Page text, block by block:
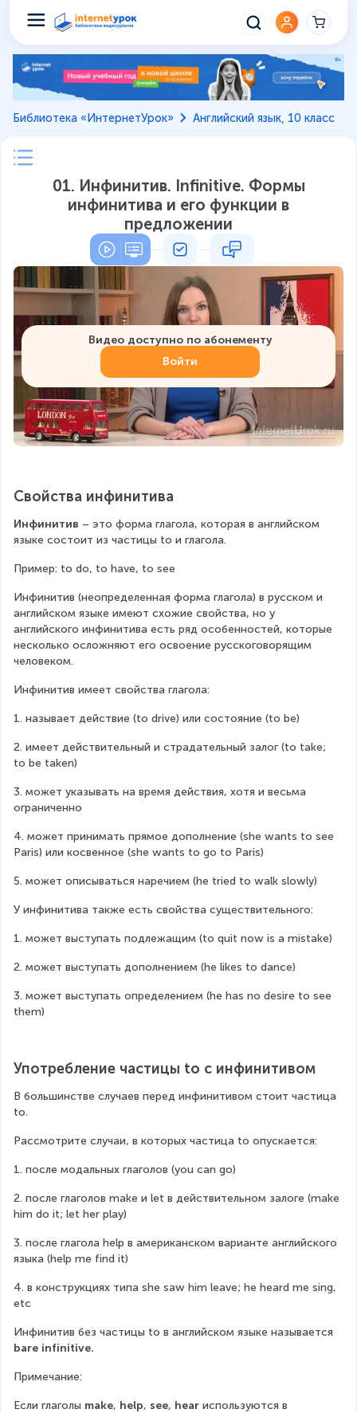
Библиотека «ИнтернетУрок» Английский язык, 10 класс
01. Инфинитив. Infinitive. Формы
инфинитива и его функции в
предложении
Видео доступно по абонементу
Войти
Свойства инфинитива
Инфинитив – это форма глагола, которая в английском
языке состоит из частицы to и глагола.
Пример: to do, to have, to see
Инфинитив (неопределенная форма глагола) в русском и
английском языке имеют схожие свойства, но у
английского инфинитива есть ряд особенностей, которые
несколько осложняют его освоение русскоговорящим
человеком.
Инфинитив имеет свойства глагола:
1. называет действие (to drive) или состояние (to be)
2. имеет действительный и страдательный залог (to take;
to be taken)
3. может указывать на время действия, хотя и весьма
ограниченно
4. может принимать прямое дополнение (she wants to see
Paris) или косвенное (she wants to go to Paris)
5. может описываться наречием (he tried to walk slowly)
У инфинитива также есть свойства существительного:
1. может выступать подлежащим (to quit now is a mistake)
2. может выступать дополнением (he likes to dance)
3. может выступать определением (he has no desire to see
them)
Употребление частицы to с инфинитивом
В большинстве случаев перед инфинитивом стоит частица
to.
Рассмотрите случаи, в которых частица to опускается:
1. после модальных глаголов (you can go)
2. после глаголов make и let в действительном залоге (make
him do it; let her play)
3. после глагола help в американском варианте английского
языка (help me find it)
4. в конструкциях типа she saw him leave; he heard me sing,
etc
Инфинитив без частицы to в английском языке называется
bare infinitive.
Примечание:
Если глаголы make, help, see, hear используются в